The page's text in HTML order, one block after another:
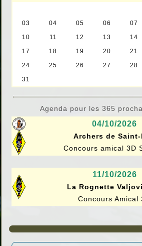
Agenda pour les 365
04/10/2026
Archers de
Concours amical 3D
11/10/2026
La Rognette
Concours Amical